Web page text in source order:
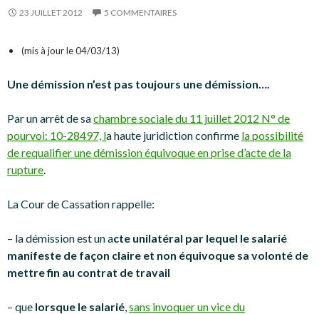
23 JUILLET 2012 5 COMMENTAIRES
(mis à jour le 04/03/13)
Une démission n’est pas toujours une démission….
Par un arrêt de sachambre sociale du 11 juillet 2012 N° de
pourvoi: 10-28497, la haute juridiction confirme la possibilité
de requalifier une démission équivoque en prise d’acte de la
rupture.
La Cour de Cassation rappelle:
– la démission est un acte unilatéral par lequel le salarié
manifeste de façon claire et non équivoque sa volonté de
mettre fin au contrat de travail
– que lorsque le salarié,sans invoquer un vice du